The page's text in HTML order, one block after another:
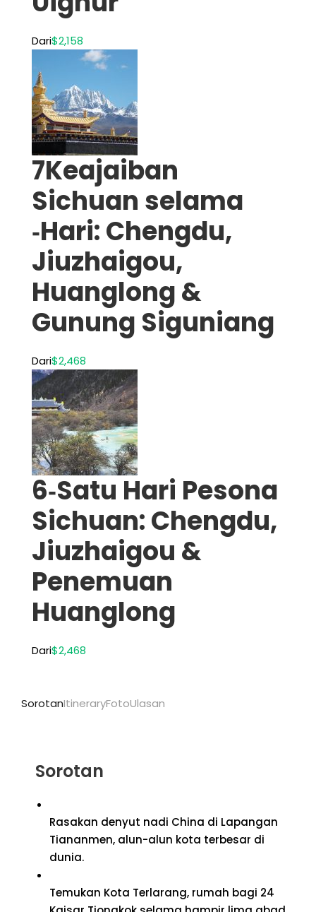
Dari$2,158
7Keajaiban
Sichuan selama
‑Hari: Chengdu,
Jiuzhaigou,
Huanglong &
Gunung Siguniang
Dari$2,468
6‑Satu Hari Pesona
Sichuan: Chengdu,
Jiuzhaigou &
Penemuan
Huanglong
Dari$2,468
SorotanItineraryFotoUlasan
Sorotan
Rasakan denyut nadi China di Lapangan
Tiananmen, alun-alun kota terbesar di
dunia.
Temukan Kota Terlarang, rumah bagi 24